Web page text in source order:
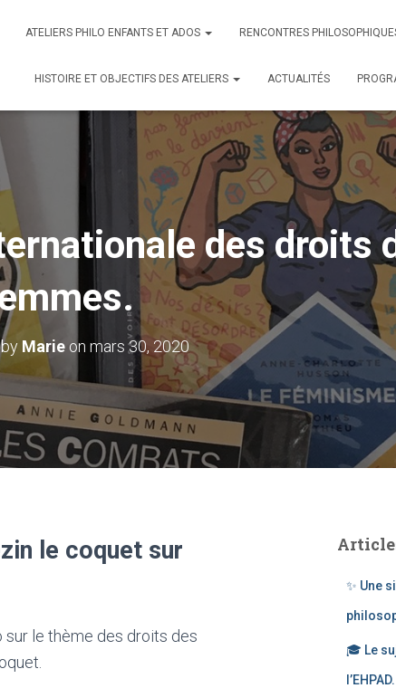
ATELIERS PHILO ENFANTS ET ADOS RENCONTRES
HISTOIRE ET OBJECTIFS DES ATELIERS ACTUALITÉS
des droits
Marieon mars 30, 2020
le coquet sur
sur le thème des droits des
✨ Une
🎓 Le
l’EHPAD.